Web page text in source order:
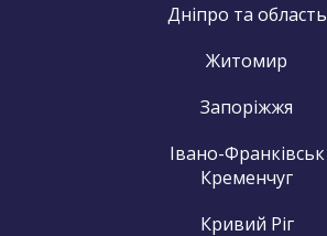
Дніпро та область
Житомир
Запоріжжя
Івано-Франківськ
Кременчуг
Кривий Ріг